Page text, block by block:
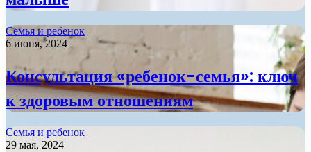
Семья и ребенок
6 июня, 2024
Консультация «ребенок-семья»: ключ
к здоровым отношениям
Семья и ребенок
29 мая, 2024